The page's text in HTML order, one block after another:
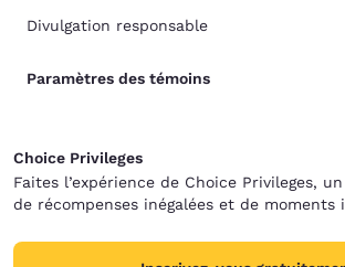
Divulgation responsable
Paramètres des témoins
Choice Privileges
Faites l’expérience de Choice Privileges,
de récompenses inégalées et de moments